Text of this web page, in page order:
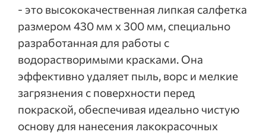
- это высококачественная липкая салфетка
размером 430 мм х 300 мм, специально
разработанная для работы с
водорастворимыми красками. Она
эффективно удаляет пыль, ворс и мелкие
загрязнения с поверхности перед
покраской, обеспечивая идеально чистую
основу для нанесения лакокрасочных